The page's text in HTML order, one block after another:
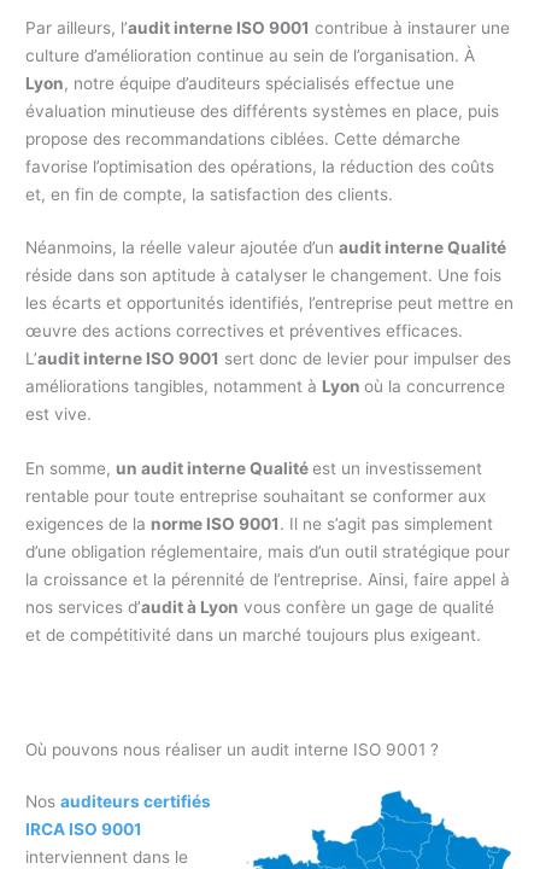
Par ailleurs, l’audit interne ISO 9001 contribue à instaurer une
culture d’amélioration continue au sein de l’organisation. À
Lyon, notre équipe d’auditeurs spécialisés effectue une
évaluation minutieuse des différents systèmes en place, puis
propose des recommandations ciblées. Cette démarche
favorise l’optimisation des opérations, la réduction des coûts
et, en fin de compte, la satisfaction des clients.
Néanmoins, la réelle valeur ajoutée d’unaudit interne Qualité
réside dans son aptitude à catalyser le changement. Une fois
les écarts et opportunités identifiés, l’entreprise peut mettre en
œuvre des actions correctives et préventives efficaces.
L’audit interne ISO 9001 sert donc de levier pour impulser des
améliorations tangibles, notamment à Lyonoù la concurrence
est vive.
En somme, un audit interne Qualitéest un investissement
rentable pour toute entreprise souhaitant se conformer aux
exigences de la norme ISO 9001. Il ne s’agit pas simplement
d’une obligation réglementaire, mais d’un outil stratégique pour
la croissance et la pérennité de l’entreprise. Ainsi, faire appel à
nos services d’audit à Lyon vous confère un gage de qualité
et de compétitivité dans un marché toujours plus exigeant.
Où pouvons nous réaliser un audit interne ISO 9001 ?
Nosauditeurs certifiés
IRCA ISO 9001
interviennent dans le